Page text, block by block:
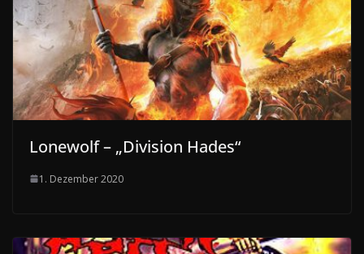
Lonewolf – „Division Hades“
1. Dezember 2020